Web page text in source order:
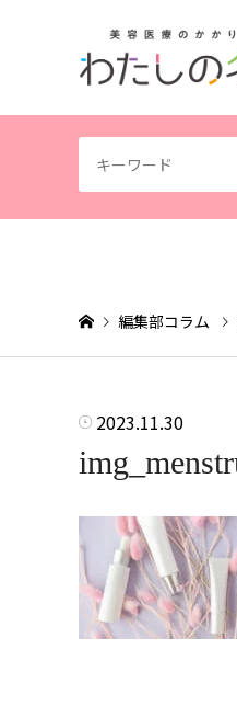
編集部コラム
2023.11.30